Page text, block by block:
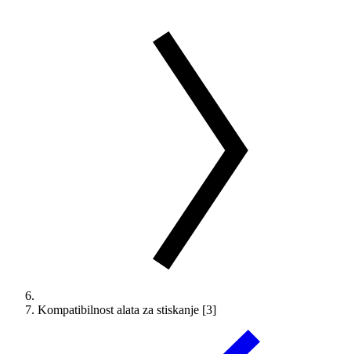
Kompatibilnost alata za stiskanje [3]